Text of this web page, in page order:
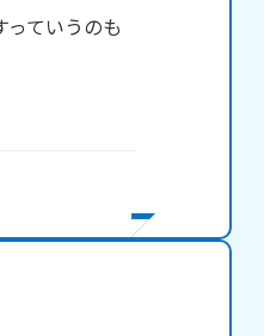
ていうのも